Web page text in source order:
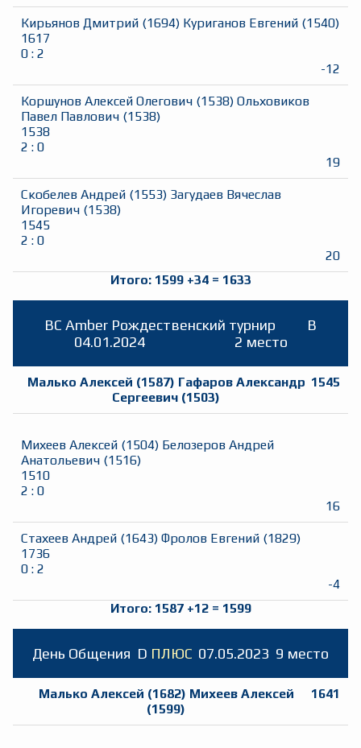
Кирьянов Дмитрий (1694) Куриганов Евгений (1540)
1617
0 : 2
-12
Коршунов Алексей Олегович (1538) Ольховиков
Павел Павлович (1538)
1538
2 : 0
19
Скобелев Андрей (1553) Загудаев Вячеслав
Игоревич (1538)
1545
2 : 0
20
Итого: 1599 +34= 1633
BC Amber Рождественский турнир
B
04.01.2024
2 место
Малько Алексей (1587) Гафаров Александр
Сергеевич (1503)
1545
Михеев Алексей (1504) Белозеров Андрей
Анатольевич (1516)
1510
2 : 0
16
Стахеев Андрей (1643) Фролов Евгений (1829)
1736
0 : 2
-4
Итого: 1587 +12= 1599
День Общения D ПЛЮС 07.05.2023 9 место
Малько Алексей (1682) Михеев Алексей
(1599)
1641